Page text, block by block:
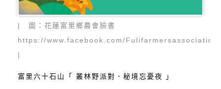
| 圖：花蓮富里鄉農會臉書
https://www.facebook.com/
|
富里六十石山「 叢林野派對．秘境忘憂夜 」